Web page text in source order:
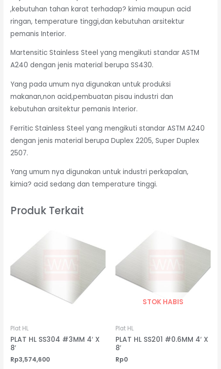
,kebutuhan tahan karat terhadap? kimia maupun acid
ringan, temperature tinggi,dan kebutuhan arsitektur
pemanis Interior.
Martensitic Stainless Steel yang mengikuti standar ASTM
A240 dengan jenis material berupa SS430.
Yang pada umum nya digunakan untuk produksi
makanan,non acid,pembuatan pisau industri dan
kebutuhan arsitektur pemanis Interior.
Ferritic Stainless Steel yang mengikuti standar ASTM A240
dengan jenis material berupa Duplex 2205, Super Duplex
2507.
Yang umum nya digunakan untuk industri perkapalan,
kimia? acid sedang dan temperature tinggi.
Produk Terkait
Plat HL
PLAT HL SS304 #3MM 4′ X
8′
Rp3,574,600
STOK HABIS
Plat HL
PLAT HL SS201 #0.6MM 4′ X
8′
Rp0